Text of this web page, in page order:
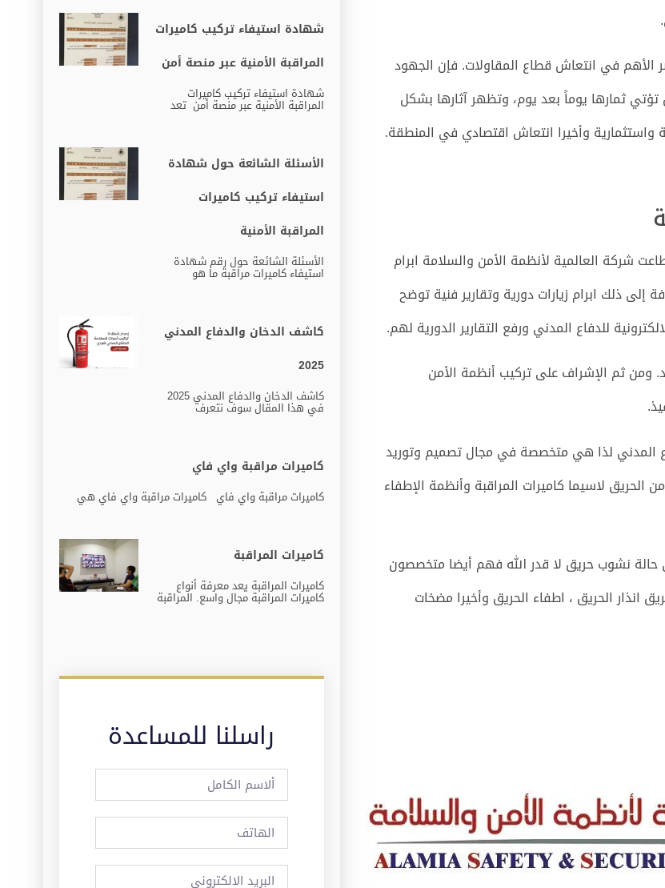
الأهم في انتعاش قطاع المقاولات. فإن الجهود
ثمارها يوماً بعد يوم، وتظهر آثارها بشكل
وأخيرا انتعاش اقتصادي في المنطقة.
شركة العالمية لأنظمة الأمن والسلامة ابرام
ذلك ابرام زيارات دورية وتقارير فنية توضح
للدفاع المدني ورفع التقارير الدورية لهم.
ومن ثم الإشراف على تركيب أنظمة الأمن
المدني لذا هي متخصصة في مجال تصميم وتوريد
الحريق لاسيما كاميرات المراقبة وأنظمة الإطفاء
حالة نشوب حريق لا قدر الله فهم أيضا متخصصون
انذار الحريق ، اطفاء الحريق وأخيرا مضخات
شهادة استيفاء تركيب كاميرات
المراقبة الأمنية عبر منصة أمن
شهادة استيفاء تركيب كاميرات
المراقبة الأمنية عبر منصة أمن تعد
الأسئلة الشائعة حول شهادة
استيفاء تركيب كاميرات
المراقبة الأمنية
الأسئلة الشائعة حول رقم شهادة
استيفاء كاميرات مراقبة ما هو
كاشف الدخان والدفاع المدني
2025
كاشف الدخان والدفاع المدني 2025
في هذا المقال سوف نتعرف
كاميرات مراقبة واي فاي
كاميرات مراقبة واي فاي كاميرات مراقبة واي فاي هي
كاميرات المراقبة
كاميرات المراقبة يعد معرفة أنواع
كاميرات المراقبة مجال واسع. المراقبة
راسلنا للمساعدة